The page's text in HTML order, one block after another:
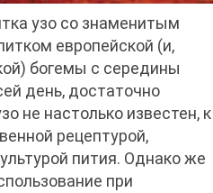
узо со знаменитым
европейской (и,
богемы с середины
день, достаточно
не настолько известен, к
рецептурой,
пития. Однако же
при